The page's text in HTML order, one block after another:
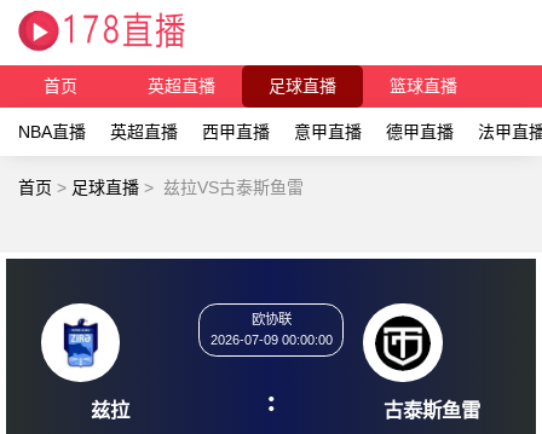
首页 英超直播 足球直播 篮球直播
NBA直播 英超直播 西甲直播 意甲直播 德甲直播 法甲直
首页 > 足球直播 > 兹拉VS古泰斯鱼雷
2026-07-09 00:00:00